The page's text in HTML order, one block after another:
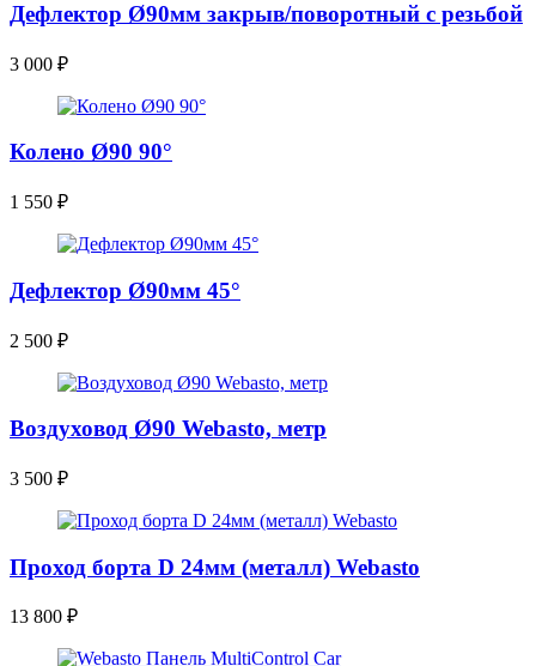
Дефлектор Ø90мм закрыв/поворотный с резьбой
3 000 ₽
Колено Ø90 90°
1 550 ₽
Дефлектор Ø90мм 45°
2 500 ₽
Воздуховод Ø90 Webasto, метр
3 500 ₽
Проход борта D 24мм (металл) Webasto
13 800 ₽